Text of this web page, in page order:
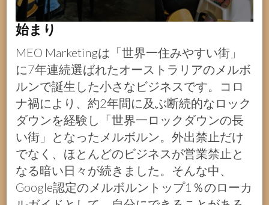
始まり
MEO Marketingは「世界一住みやすい街」
に7年連続選ばれたオーストラリアのメルボ
ルンで誕生した小さなビジネスです。コロ
ナ禍により、約2年間に及ぶ断続的なロック
ダウンを経験し「世界一ロックダウンの長
い街」となったメルボルン。外出禁止だけ
でなく、ほとんどのビジネスが営業禁止と
なる暗い日々が続きました。そんな中、
Google認定のメルボルントップ1％のローカ